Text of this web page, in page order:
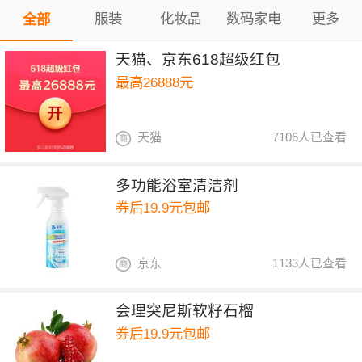
全部 服装 化妆品 数码家电 更多
天猫、京东618超级红包
最高26888元
7106人已查看
天猫
多功能浴室清洁剂
券后19.9元包邮
1133人已查看
京东
会理突尼斯软籽石榴
券后19.9元包邮